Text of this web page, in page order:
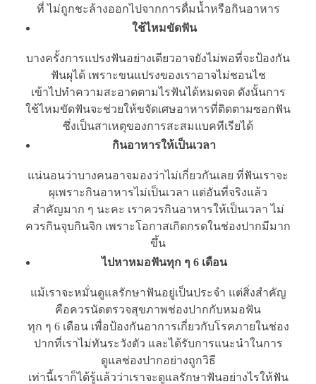
ที่ ไม่ถูกชะล้างออกไปจากการดื่มน้ำหรือกินอาหาร
ใช้ไหมขัดฟัน
บางครั้งการแปรงฟันอย่างเดียวอาจยังไม่พอที่จะป้องกัน
ฟันผุได้ เพราะขนแปรงของเราอาจไม่ชอนไช
เข้าไปทำความสะอาดตามไรฟันได้หมดจด ดังนั้นการ
ใช้ไหมขัดฟันจะช่วยให้ขจัดเศษอาหารที่ติดตามซอกฟัน
ซึ่งเป็นสาเหตุของการสะสมแบคทีเรียได้
กินอาหารให้เป็นเวลา
แน่นอนว่าบางคนอาจมองว่าไม่เกี่ยวกันเลย ที่ฟันเราจะ
ผุเพราะกินอาหารไม่เป็นเวลา แต่อันที่จริงแล้ว
สำคัญมาก ๆ นะคะ เราควรกินอาหารให้เป็นเวลา ไม่
ควรกินจุบกินจิก เพราะโอกาสเกิดกรดในช่องปากมีมาก
ขึ้น
ไปหาหมอฟันทุก ๆ 6 เดือน
แม้เราจะหมั่นดูแลรักษาฟันอยู่เป็นประจำ แต่สิ่งสำคัญ
คือควรนัดตรวจสุขภาพช่องปากกับหมอฟัน
ทุก ๆ 6 เดือน เพื่อป้องกันอาการเกี่ยวกับโรคภายในช่อง
ปากที่เราไม่ทันระวังตัว และได้รับการแนะนำในการ
ดูแลช่องปากอย่างถูกวิธี
เท่านี้เราก็ได้รู้แล้วว่าเราจะดูแลรักษาฟันอย่างไรให้ฟัน